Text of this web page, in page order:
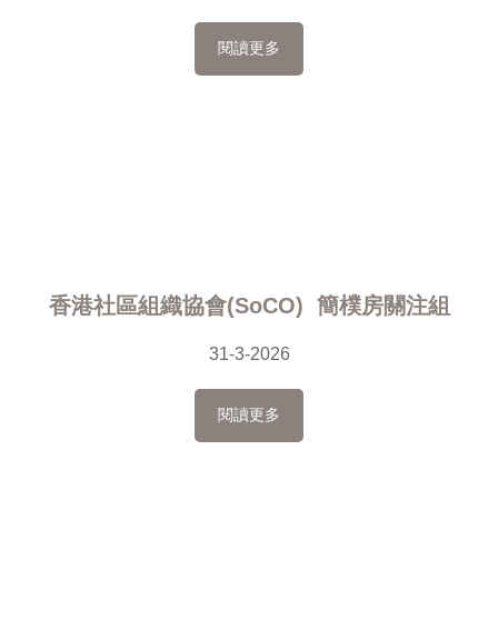
閱讀更多
香港社區組織協會(SoCO) 簡樸房關注組
31-3-2026
閱讀更多